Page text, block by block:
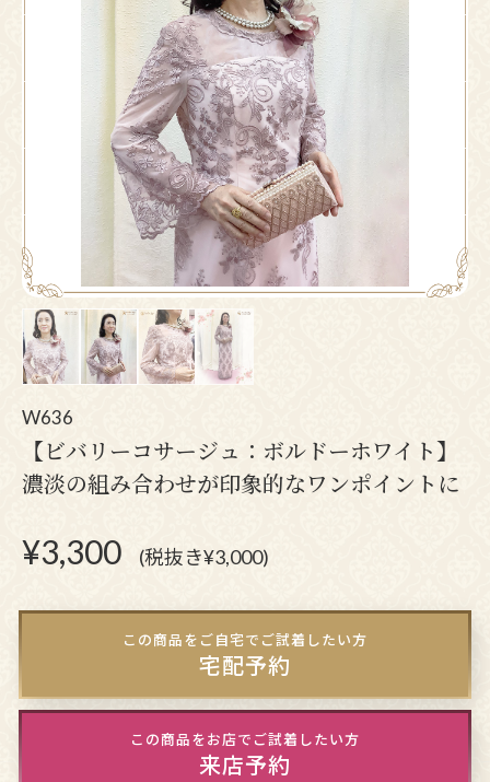
W636
【ビバリーコサージュ：ボルドーホワイト】
濃淡の組み合わせが印象的なワンポイントに
¥3,300 (税抜き¥3,000)
この商品をご自宅でご試着したい方
宅配予約
この商品をお店でご試着したい方
来店予約